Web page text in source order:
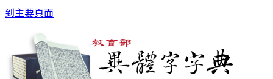
到主要頁面